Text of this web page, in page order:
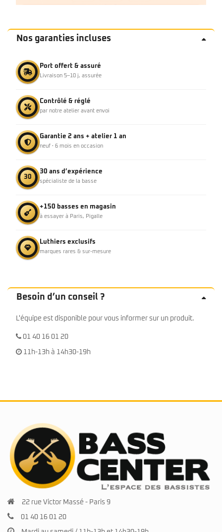
Nos garanties incluses
Port offert & assuré
Livraison 5–10 j, assurée
Contrôlé & réglé
par notre atelier avant envoi
Garantie 2 ans + atelier 1 an
neuf · 6 mois en occasion
30
30 ans d’expérience
spécialiste de la basse
+150 basses en magasin
à essayer à Paris, Pigalle
Luthiers exclusifs
marques rares & sur-mesure
Besoin d’un conseil ?
L'équipe est disponible pour vous informer sur un produit.
01 40 16 01 20
11h-13h à 14h30-19h
22 rue Victor Massé - Paris 9
01 40 16 01 20